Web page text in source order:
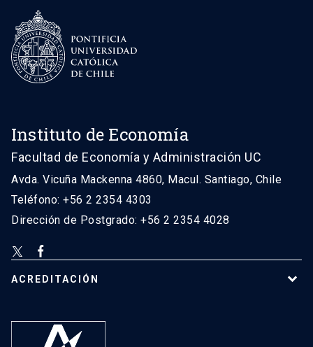
Instituto de Economía
Facultad de Economía y Administración UC
Avda. Vicuña Mackenna 4860, Macul. Santiago, Chile
Teléfono: +56 2 2354 4303
Dirección de Postgrado: +56 2 2354 4028
ACREDITACIÓN